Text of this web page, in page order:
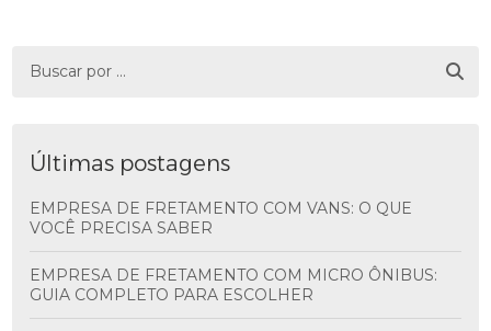
Últimas postagens
EMPRESA DE FRETAMENTO COM VANS: O QUE
VOCÊ PRECISA SABER
EMPRESA DE FRETAMENTO COM MICRO ÔNIBUS:
GUIA COMPLETO PARA ESCOLHER